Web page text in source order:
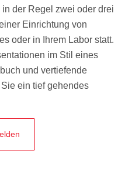
der Regel zwei oder drei
Einrichtung von
oder in Ihrem Labor statt.
im Stil eines
und vertiefende
ein tief gehendes